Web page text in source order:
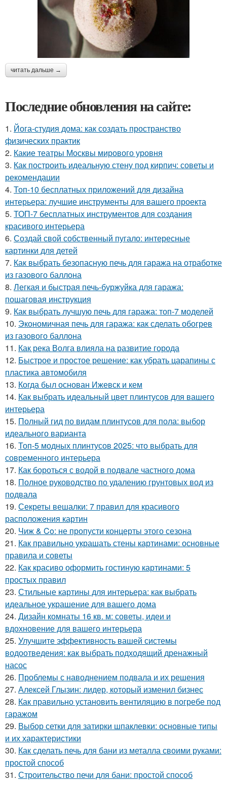
читать дальше →
Последние обновления на сайте:
1. Йога-студия дома: как создать пространство
физических практик
2. Какие театры Москвы мирового уровня
3. Как построить идеальную стену под кирпич: советы и
рекомендации
4. Топ-10 бесплатных приложений для дизайна
интерьера: лучшие инструменты для вашего проекта
5. ТОП-7 бесплатных инструментов для создания
красивого интерьера
6. Создай свой собственный пугало: интересные
картинки для детей
7. Как выбрать безопасную печь для гаража на отработке
из газового баллона
8. Легкая и быстрая печь-буржуйка для гаража:
пошаговая инструкция
9. Как выбрать лучшую печь для гаража: топ-7 моделей
10. Экономичная печь для гаража: как сделать обогрев
из газового баллона
11. Как река Волга влияла на развитие города
12. Быстрое и простое решение: как убрать царапины с
пластика автомобиля
13. Когда был основан Ижевск и кем
14. Как выбрать идеальный цвет плинтусов для вашего
интерьера
15. Полный гид по видам плинтусов для пола: выбор
идеального варианта
16. Топ-5 модных плинтусов 2025: что выбрать для
современного интерьера
17. Как бороться с водой в подвале частного дома
18. Полное руководство по удалению грунтовых вод из
подвала
19. Секреты вешалки: 7 правил для красивого
расположения картин
20. Чиж & Co: не пропусти концерты этого сезона
21. Как правильно украшать стены картинами: основные
правила и советы
22. Как красиво оформить гостиную картинами: 5
простых правил
23. Стильные картины для интерьера: как выбрать
идеальное украшение для вашего дома
24. Дизайн комнаты 16 кв. м: советы, идеи и
вдохновение для вашего интерьера
25. Улучшите эффективность вашей системы
водоотведения: как выбрать подходящий дренажный
насос
26. Проблемы с наводнением подвала и их решения
27. Алексей Глызин: лидер, который изменил бизнес
28. Как правильно установить вентиляцию в погребе под
гаражом
29. Выбор сетки для затирки шпаклевки: основные типы
и их характеристики
30. Как сделать печь для бани из металла своими руками:
простой способ
31. Строительство печи для бани: простой способ